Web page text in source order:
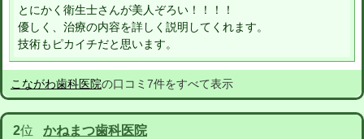
とにかく衛生士さんが美人ぞろい！！！！
優しく、治療の内容を詳しく説明してくれます。
技術もピカイチだと思います。
こながわ歯科医院の口コミ7件をすべて表示
2位 かねまつ歯科医院